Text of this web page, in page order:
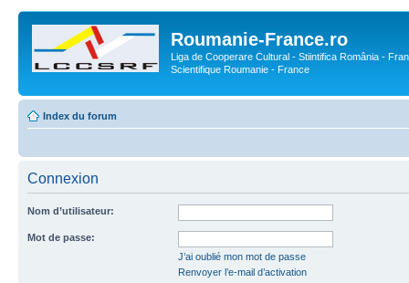
Roumanie-France.ro
Liga de Cooperare Cultural - Stiintifica România -
Scientifique Roumanie - France
Index du forum
Connexion
Nom d’utilisateur:
Mot de passe:
J’ai oublié mon mot de passe
Renvoyer l’e-mail d’activation